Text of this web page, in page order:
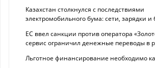
Казахстан столкнулся с последствиями
электромобильного бума: сети, зарядки и
ЕС ввел санкции против оператора
сервис ограничил денежные переводы в
Льготное финансирование необходимо